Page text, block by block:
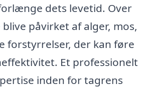
dets levetid. Over
påvirket af alger, mos,
forstyrrelser, der kan føre
Et professionelt
inden for tagrens